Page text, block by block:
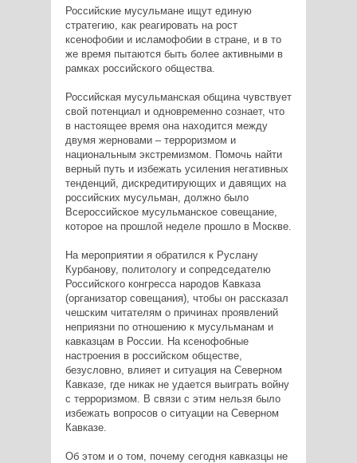
Российские мусульмане ищут единую
стратегию, как реагировать на рост
ксенофобии и исламофобии в стране, и в то
же время пытаются быть более активными в
рамках российского общества.
Российская мусульманская община чувствует
свой потенциал и одновременно сознает, что
в настоящее время она находится между
двумя жерновами – терроризмом и
национальным экстремизмом. Помочь найти
верный путь и избежать усиления негативных
тенденций, дискредитирующих и давящих на
российских мусульман, должно было
Всероссийское мусульманское совещание,
которое на прошлой неделе прошло в Москве.
На мероприятии я обратился к Руслану
Курбанову, политологу и сопредседателю
Российского конгресса народов Кавказа
(организатор совещания), чтобы он рассказал
чешским читателям о причинах проявлений
неприязни по отношению к мусульманам и
кавказцам в России. На ксенофобные
настроения в российском обществе,
безусловно, влияет и ситуация на Северном
Кавказе, где никак не удается выиграть войну
с терроризмом. В связи с этим нельзя было
избежать вопросов о ситуации на Северном
Кавказе.
Об этом и о том, почему сегодня кавказцы не